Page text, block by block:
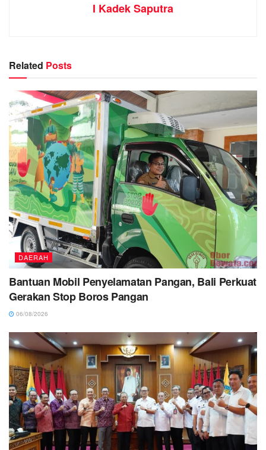
I Kadek Saputra
Related Posts
DAERAH
Bantuan Mobil Penyelamatan Pangan, Bali Perkuat
Gerakan Stop Boros Pangan
06/08/2026